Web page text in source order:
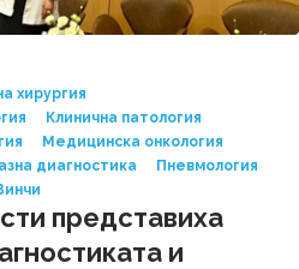
хирургия
Клинична патология
Медицинска онкология
диагностика
Пневмология
представиха
и